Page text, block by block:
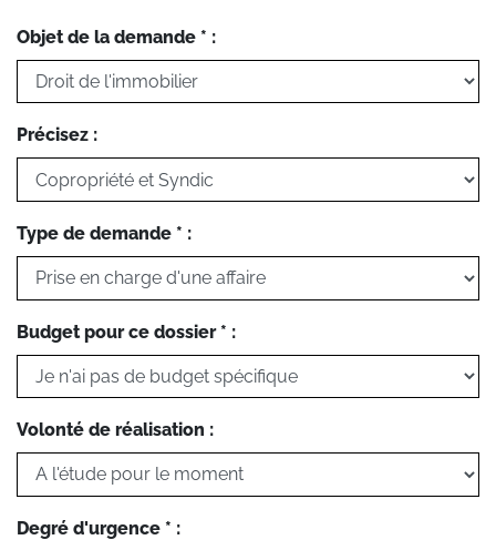
Objet de la demande * :
Précisez :
Type de demande * :
Budget pour ce dossier * :
Volonté de réalisation :
Degré d'urgence * :